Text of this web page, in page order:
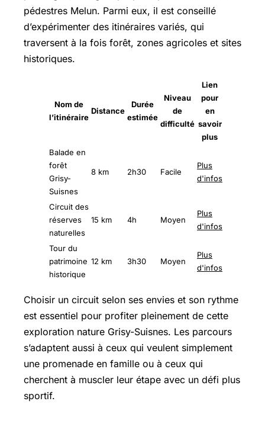
pédestres Melun. Parmi eux, il est conseillé
d’expérimenter des itinéraires variés, qui
traversent à la fois forêt, zones agricoles et sites
historiques.
Nom de
l’itinéraire
Distance
Durée
estimée
Niveau
de
difficulté
Lien
pour
en
savoir
plus
Balade en
forêt
Grisy-
Suisnes
8 km 2h30 Facile
Plus
d'infos
Circuit des
réserves
naturelles
15 km 4h Moyen
Plus
d'infos
Tour du
patrimoine
historique
12 km 3h30 Moyen
Plus
d'infos
Choisir un circuit selon ses envies et son rythme
est essentiel pour profiter pleinement de cette
exploration nature Grisy-Suisnes. Les parcours
s’adaptent aussi à ceux qui veulent simplement
une promenade en famille ou à ceux qui
cherchent à muscler leur étape avec un défi plus
sportif.